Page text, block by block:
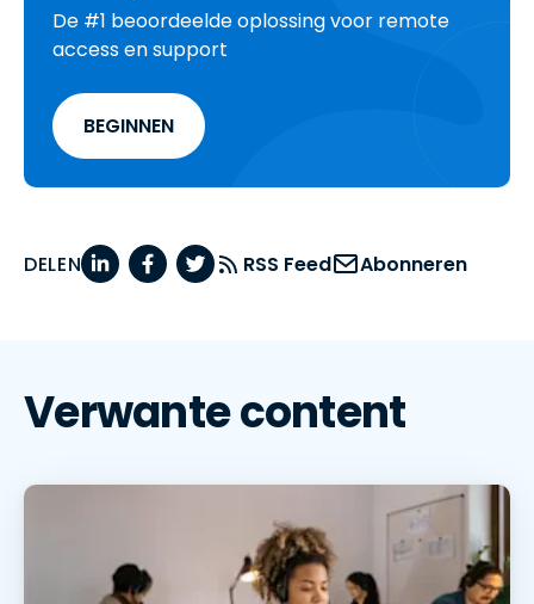
De #1 beoordeelde oplossing voor remote
access en support
BEGINNEN
DELEN RSS Feed Abonneren
Verwante content